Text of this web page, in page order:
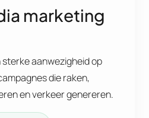
marketing
aanwezigheid op
die raken,
en verkeer genereren.